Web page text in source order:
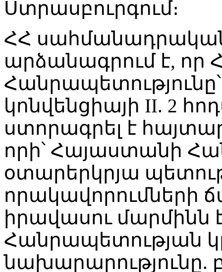
Ստրասբուրգում։
ՀՀ
արձանագրում է, որ
կոնվենցիայի II. 2
ստորագրել է
որի՝ Հայաստանի
օտարերկրյա
որակավորումների
իրավասու
Հանրապետության
նախարարությունը.